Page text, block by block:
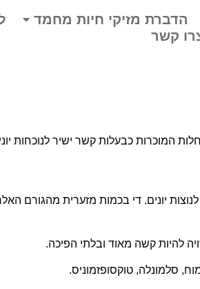
הדברת מזיקי חיות מחמד
קשר
המוכרות כבעלות קשר ישיר לנוכחות
יונים. די בכמות מזערית מהגורם
להיות קשה מאוד ובלתי הפיכה.
סלמונלה, טוקסופזמוניס.